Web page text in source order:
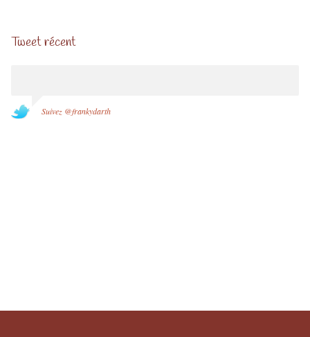
Tweet récent
Suivez @frankydarth